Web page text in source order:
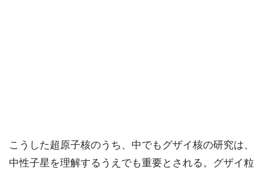
こうした超原子核のうち、中でもグザイ核の研究は、
中性子星を理解するうえでも重要とされる。グザイ粒